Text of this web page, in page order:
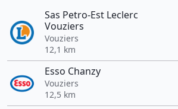
Sas Petro-Est Leclerc
Vouziers
Vouziers
12,1 km
Esso Chanzy
Vouziers
12,5 km